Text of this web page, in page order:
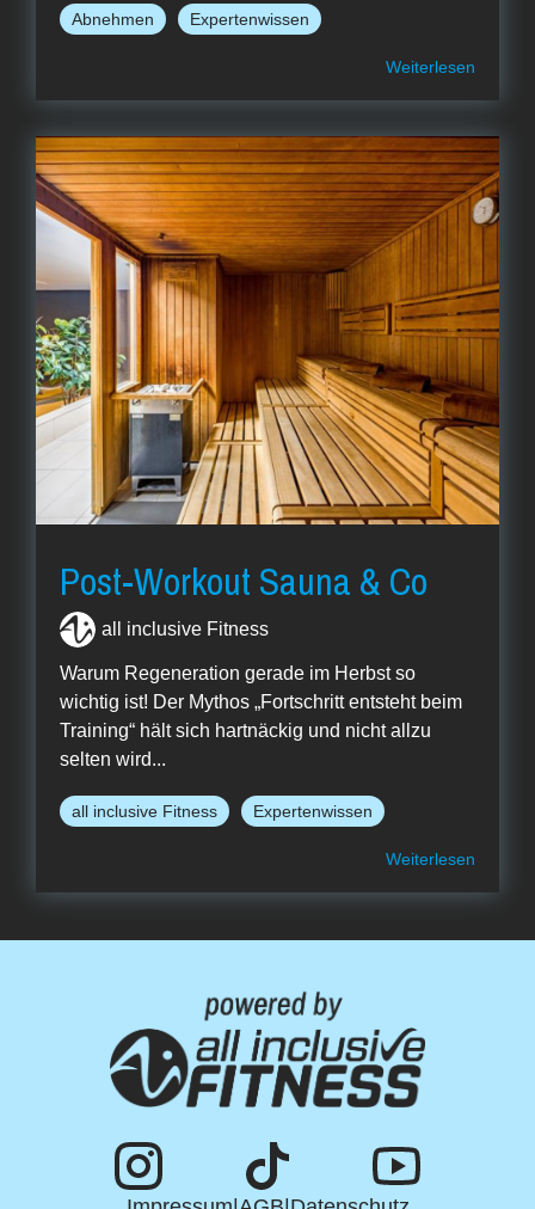
Abnehmen Expertenwissen
Weiterlesen
Post-Workout Sauna & Co
all inclusive Fitness
Warum Regeneration gerade im Herbst so
wichtig ist! Der Mythos „Fortschritt entsteht beim
Training“ hält sich hartnäckig und nicht allzu
selten wird...
all inclusive Fitness Expertenwissen
Weiterlesen